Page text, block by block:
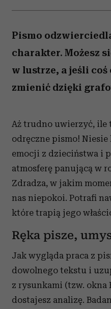
Pismo
charakter. Możesz
w lustrze, a jeśli coś
zmienić dzięki
Aż trudno uwierzyć, ile
odręczne pismo!
emocji z dzieciństwa i
atmosferę panującą w
Zdradza, w jakim
nas niepokoi. Potrafi
które trapią jego
Ręka pisze,
Jak wygląda praca z
dowolnego tekstu i
z rysunkami (tzw. okna
dostajesz analizę.